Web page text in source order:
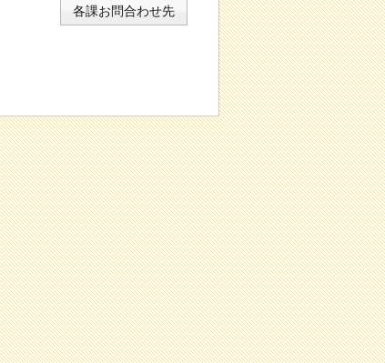
各課お問合わせ先